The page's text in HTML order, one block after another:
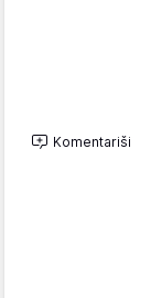
Komentariši